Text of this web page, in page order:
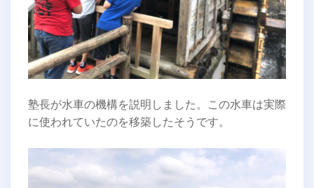
塾長が水車の機構を説明しました。この水車は実際
に使われていたのを移築したそうです。